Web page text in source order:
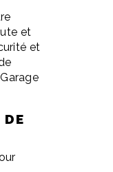
et
et